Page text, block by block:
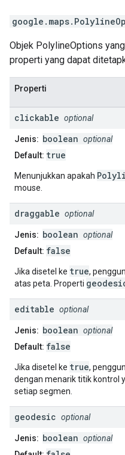
google.maps.
Objek PolylineOptions
properti yang dapat
Properti
clickable optional
Jenis: boolean optional
Default: true
Menunjukkan apakah
mouse.
draggable optional
Jenis: boolean optional
Default: false
Jika disetel ke true,
atas peta. Properti
editable optional
Jenis: boolean optional
Default: false
Jika disetel ke true,
dengan menarik titik kontrol
setiap segmen.
geodesic optional
Jenis: boolean optional